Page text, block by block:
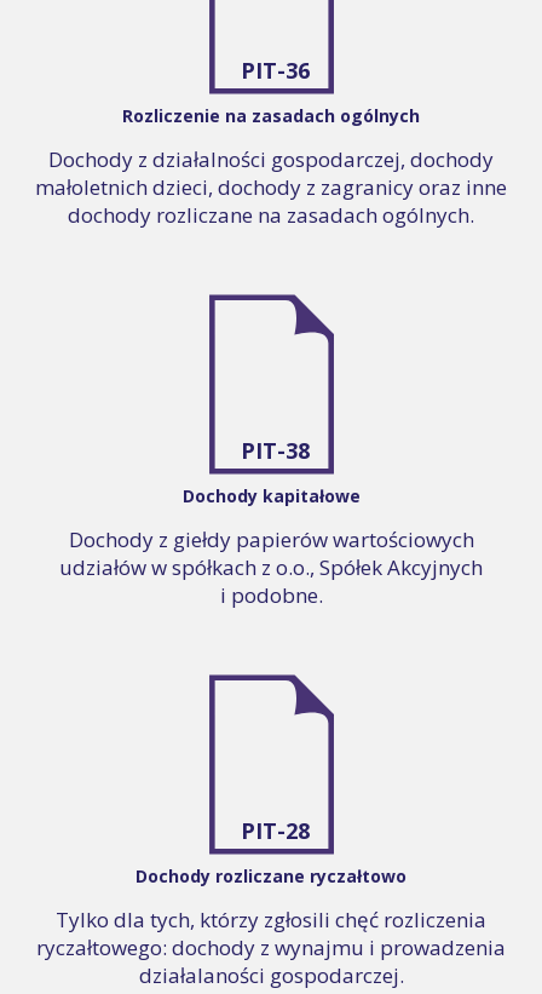
PIT-36
Rozliczenie na zasadach ogólnych
Dochody z działalności gospodarczej, dochody
małoletnich dzieci, dochody z zagranicy oraz inne
dochody rozliczane na zasadach ogólnych.
PIT-38
Dochody kapitałowe
Dochody z giełdy papierów wartościowych
udziałów w spółkach z o.o., Spółek Akcyjnych
i podobne.
PIT-28
Dochody rozliczane ryczałtowo
Tylko dla tych, którzy zgłosili chęć rozliczenia
ryczałtowego: dochody z wynajmu i prowadzenia
działalaności gospodarczej.